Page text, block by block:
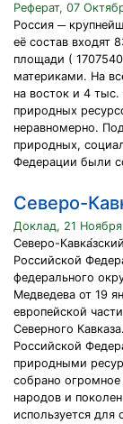
Реферат, 07
Россия ─
её состав входят
площади (
материками. На
на восток и 4 тыс.
природных
неравномерно.
природных,
Федерации были
Северо-
Доклад, 21 Ноября
Северо-
Российской
федерального
Медведева от 19
европейской
Северного
Российской
природными
собрано огромное
народов и
используется для